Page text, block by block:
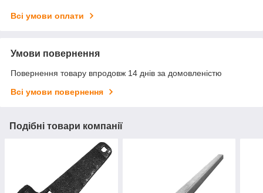
Всі умови оплати
Умови повернення
Повернення товару впродовж 14 днів за домовленістю
Всі умови повернення
Подібні товари компанії